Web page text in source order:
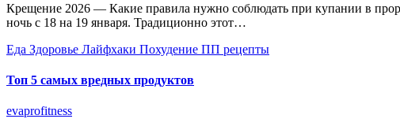
Крещение 2026 — Какие правила нужно соблюдать при купании в
ночь с 18 на 19 января. Традиционно этот…
Еда Здоровье Лайфхаки Похудение ПП рецепты
Топ 5 самых вредных продуктов
evaprofitness